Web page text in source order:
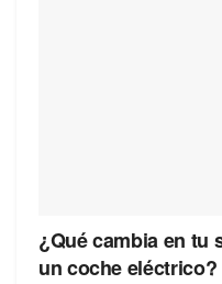
¿Qué cambia en tu
un coche eléctrico?